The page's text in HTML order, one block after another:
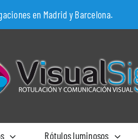
en Madrid y Barcelona.
Rótulos luminosos